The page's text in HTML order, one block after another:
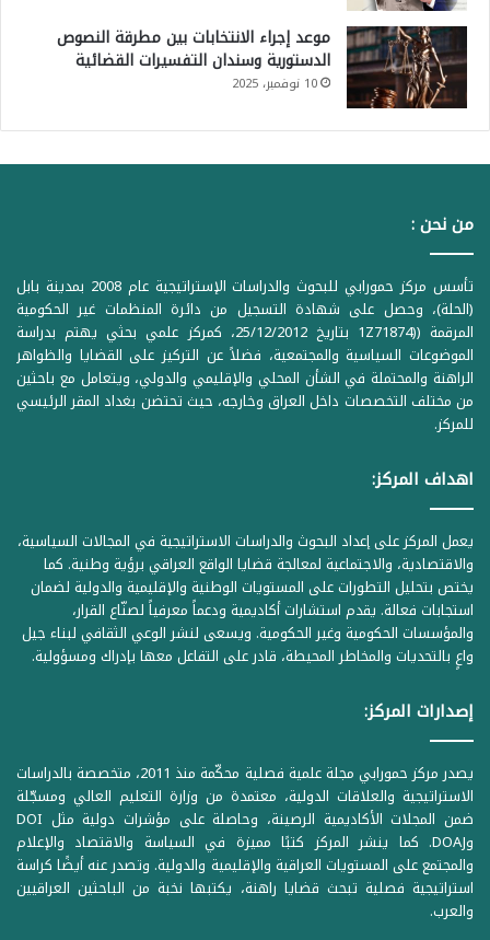
موعد إجراء الانتخابات بين مطرقة النصوص
الدستورية وسندان التفسيرات القضائية
10 نوفمبر، 2025
من نحن :
تأسس مركز حمورابي للبحوث والدراسات الإستراتيجية عام 2008 بمدينة بابل
(الحلة)، وحصل على شهادة التسجيل من دائرة المنظمات غير الحكومية
المرقمة ((1Z71874 بتاريخ 25/12/2012، كمركز علمي بحثي يهتم بدراسة
الموضوعات السياسية والمجتمعية، فضلاً عن التركيز على القضايا والظواهر
الراهنة والمحتملة في الشأن المحلي والإقليمي والدولي، ويتعامل مع باحثين
من مختلف التخصصات داخل العراق وخارجه، حيث تحتضن بغداد المقر الرئيسي
للمركز.
اهداف المركز:
يعمل المركز على إعداد البحوث والدراسات الاستراتيجية في المجالات السياسية،
والاقتصادية، والاجتماعية لمعالجة قضايا الواقع العراقي برؤية وطنية. كما
يختص بتحليل التطورات على المستويات الوطنية والإقليمية والدولية لضمان
استجابات فعالة. يقدم استشارات أكاديمية ودعماً معرفياً لصنّاع القرار،
والمؤسسات الحكومية وغير الحكومية. ويسعى لنشر الوعي الثقافي لبناء جيل
واعٍ بالتحديات والمخاطر المحيطة، قادر على التفاعل معها بإدراك ومسؤولية.
إصدارات المركز:
يصدر مركز حمورابي مجلة علمية فصلية محكّمة منذ 2011، متخصصة بالدراسات
الاستراتيجية والعلاقات الدولية، معتمدة من وزارة التعليم العالي ومسجّلة
ضمن المجلات الأكاديمية الرصينة، وحاصلة على مؤشرات دولية مثل DOI
وDOAJ. كما ينشر المركز كتبًا مميزة في السياسة والاقتصاد والإعلام
والمجتمع على المستويات العراقية والإقليمية والدولية. وتصدر عنه أيضًا كراسة
استراتيجية فصلية تبحث قضايا راهنة، يكتبها نخبة من الباحثين العراقيين
والعرب.